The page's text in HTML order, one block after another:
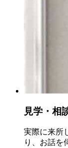
見学・相
実際に来所
り、お話を